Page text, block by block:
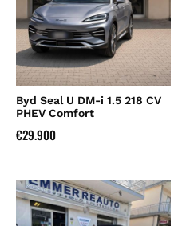
Byd Seal U DM-i 1.5 218 CV
PHEV Comfort
€29.900